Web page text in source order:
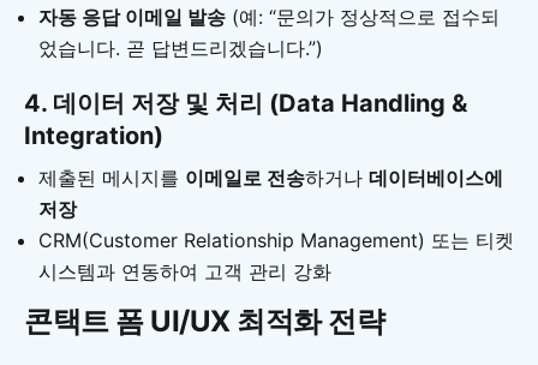
자동 응답 이메일 발송 (예: “문의가 정상적으로 접수되
었습니다. 곧 답변드리겠습니다.”)
4. 데이터 저장 및 처리 (Data Handling &
Integration)
제출된 메시지를 이메일로 전송하거나 데이터베이스에
저장
CRM(Customer Relationship Management) 또는 티켓
시스템과 연동하여 고객 관리 강화
콘택트 폼 UI/UX 최적화 전략